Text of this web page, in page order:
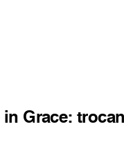
in Grace: